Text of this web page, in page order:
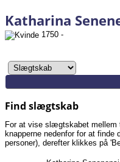
Katharina
1750 -
Find slægtskab
For at vise slægtskabet mellem
knapperne nedenfor for at finde
personer), derefter klikkes på